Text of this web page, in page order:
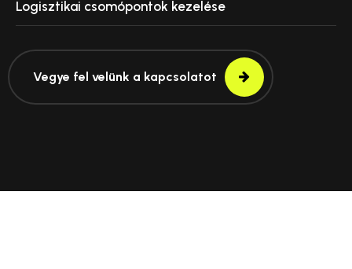
Logisztikai csomópontok kezelése
Vegye fel velünk a kapcsolatot